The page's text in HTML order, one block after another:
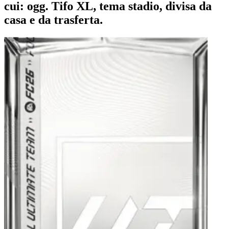
cui: ogg. Tifo XL, tema stadio, divisa da
casa e da trasferta.